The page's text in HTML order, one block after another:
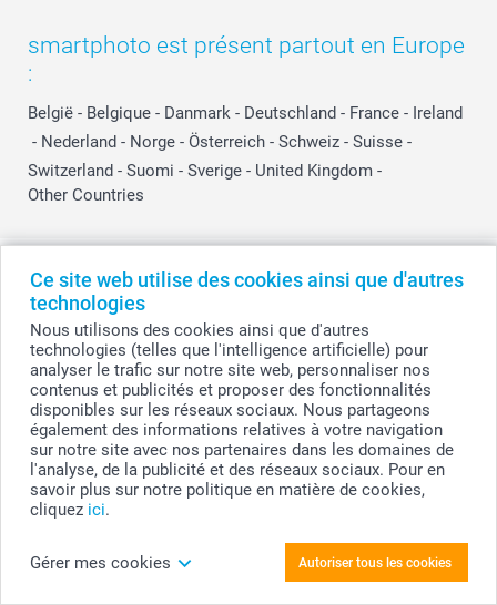
Ce site web utilise des cookies ainsi que d'autres
technologies
Nous utilisons des cookies ainsi que d'autres
technologies (telles que l'intelligence artificielle) pour
analyser le trafic sur notre site web, personnaliser nos
contenus et publicités et proposer des fonctionnalités
disponibles sur les réseaux sociaux. Nous partageons
également des informations relatives à votre navigation
sur notre site avec nos partenaires dans les domaines de
l'analyse, de la publicité et des réseaux sociaux. Pour en
savoir plus sur notre politique en matière de cookies,
cliquez ici.
Gérer mes cookies Autoriser tous les cookies
smartphoto est présent partout en Europe
:
België - Belgique - Danmark - Deutschland - France - Ireland
- Nederland - Norge - Österreich - Schweiz - Suisse -
Switzerland - Suomi - Sverige - United Kingdom -
Other Countries
© smartphoto group. Tous droits réservés
smartphoto group SA.
Siège social : Kwatrechtsteenweg 160, 9230 Wetteren, Belgique
Numéro de TVA BE 0405.706.755
Numéro d'entreprise 0405.706.755.
Coordonnées bancaires: IBAN BE71 2850 2711 5569 - BIC: GEBABEBB
Tous les prix sont en EURO (€), TVA incluse et hors frais de port.